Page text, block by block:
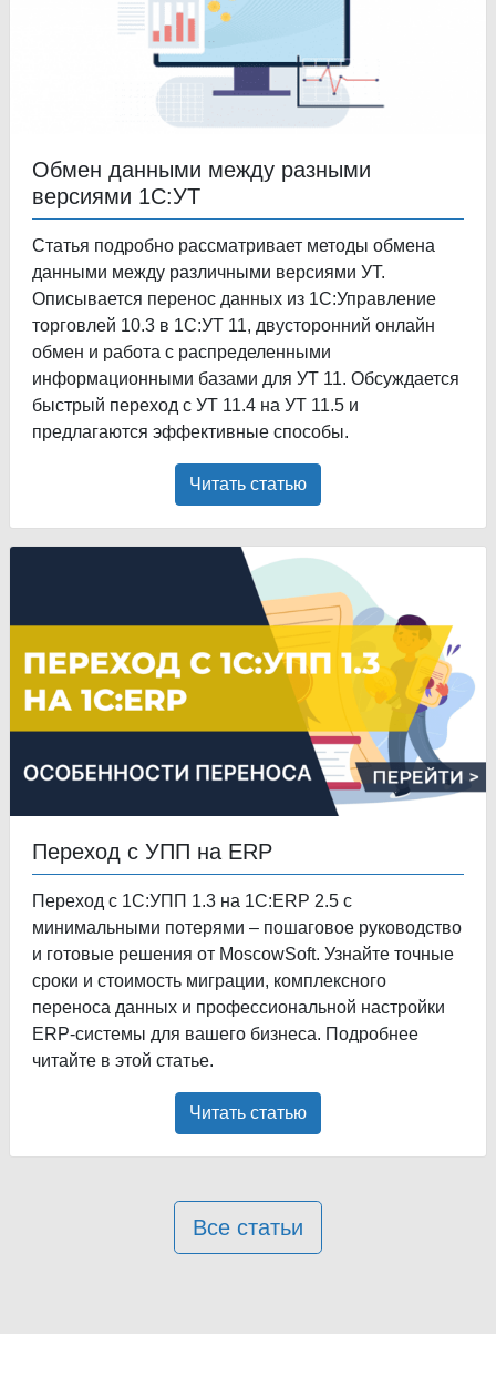
Обмен данными между разными
версиями 1С:УТ
Статья подробно рассматривает методы обмена
данными между различными версиями УТ.
Описывается перенос данных из 1С:Управление
торговлей 10.3 в 1С:УТ 11, двусторонний онлайн
обмен и работа с распределенными
информационными базами для УТ 11. Обсуждается
быстрый переход с УТ 11.4 на УТ 11.5 и
предлагаются эффективные способы.
Читать статью
Переход с УПП на ERP
Переход с 1С:УПП 1.3 на 1С:ERP 2.5 с
минимальными потерями – пошаговое руководство
и готовые решения от MoscowSoft. Узнайте точные
сроки и стоимость миграции, комплексного
переноса данных и профессиональной настройки
ERP-системы для вашего бизнеса. Подробнее
читайте в этой статье.
Читать статью
Все статьи